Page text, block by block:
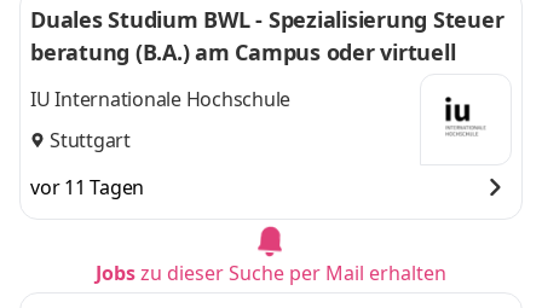
Duales Studium BWL - Spezialisierung Steuer
beratung (B.A.) am Campus oder virtuell
IU Internationale Hochschule
Stuttgart
vor 11 Tagen
Jobszu dieser Suche per Mail erhalten